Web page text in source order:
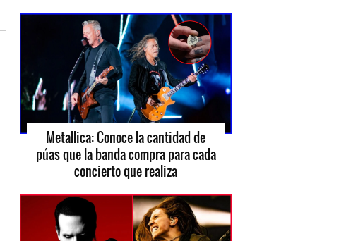
Metallica: Conoce la cantidad de
púas que la banda compra para cada
concierto que realiza